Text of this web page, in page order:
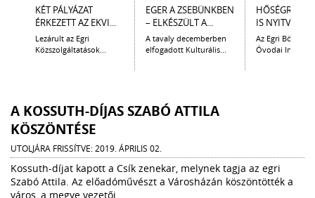
KÉT PÁLYÁZAT
ÉRKEZETT AZ EKVI...
Lezárult az Egri
Közszolgáltatások...
EGER A ZSEBÜNKBEN
– ELKÉSZÜLT A...
A tavaly decemberben
elfogadott Kulturális...
IS
Az Egri
Óvodai
A KOSSUTH-DÍJAS SZABÓ ATTILA
KÖSZÖNTÉSE
UTOLJÁRA FRISSÍTVE: 2019. ÁPRILIS 02.
Kossuth-díjat kapott a Csík zenekar, melynek tagja az egri
Szabó Attila. Az előadóművészt a Városházán köszöntötték a
város, a megye vezetői,...